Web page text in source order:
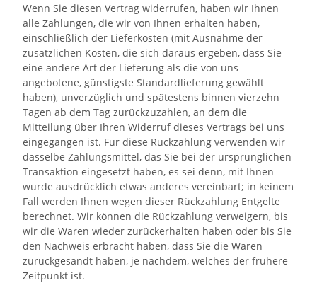
Wenn Sie diesen Vertrag widerrufen, haben wir Ihnen
alle Zahlungen, die wir von Ihnen erhalten haben,
einschließlich der Lieferkosten (mit Ausnahme der
zusätzlichen Kosten, die sich daraus ergeben, dass Sie
eine andere Art der Lieferung als die von uns
angebotene, günstigste Standardlieferung gewählt
haben), unverzüglich und spätestens binnen vierzehn
Tagen ab dem Tag zurückzuzahlen, an dem die
Mitteilung über Ihren Widerruf dieses Vertrags bei uns
eingegangen ist. Für diese Rückzahlung verwenden wir
dasselbe Zahlungsmittel, das Sie bei der ursprünglichen
Transaktion eingesetzt haben, es sei denn, mit Ihnen
wurde ausdrücklich etwas anderes vereinbart; in keinem
Fall werden Ihnen wegen dieser Rückzahlung Entgelte
berechnet. Wir können die Rückzahlung verweigern, bis
wir die Waren wieder zurückerhalten haben oder bis Sie
den Nachweis erbracht haben, dass Sie die Waren
zurückgesandt haben, je nachdem, welches der frühere
Zeitpunkt ist.